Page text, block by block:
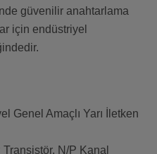
güvenilir anahtarlama
için endüstriyel
Genel Amaçlı Yarı İletken
N/P Kanal